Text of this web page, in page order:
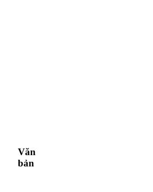
Văn
bản